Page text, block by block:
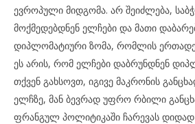
ევროპული მიდგომა. არ შეიძლება,
მოქმედებდნენ ელჩები და მათი
დიპლომატიური ზომა, რომლის
ეს არის, რომ ელჩები დაბრუნდნენ
თქვენ გახსოვთ, იგივე მაკრონის
ელჩზე, მან ბევრად უფრო რბილი
ფრანგულ პოლიტიკაში ჩარევას